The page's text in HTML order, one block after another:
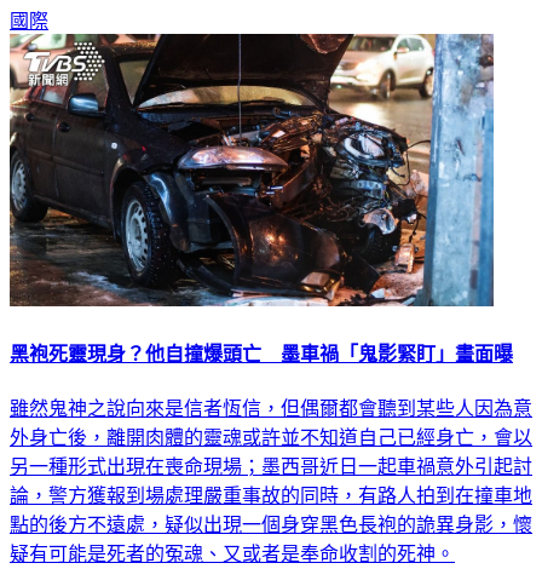
國際
黑袍死靈現身？他自撞爆頭亡 墨車禍「鬼影緊盯」畫面曝
雖然鬼神之說向來是信者恆信，但偶爾都會聽到某些人因為意
外身亡後，離開肉體的靈魂或許並不知道自己已經身亡，會以
另一種形式出現在喪命現場；墨西哥近日一起車禍意外引起討
論，警方獲報到場處理嚴重事故的同時，有路人拍到在撞車地
點的後方不遠處，疑似出現一個身穿黑色長袍的詭異身影，懷
疑有可能是死者的冤魂、又或者是奉命收割的死神。